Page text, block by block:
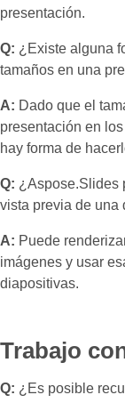
presentación.
Q: ¿Existe alguna
tamaños en una
A: Dado que el
presentación en
hay forma de
Q: ¿Aspose.Slides
vista previa de una
A: Puede
imágenes y usar
diapositivas.
Trabajo
Q: ¿Es posible